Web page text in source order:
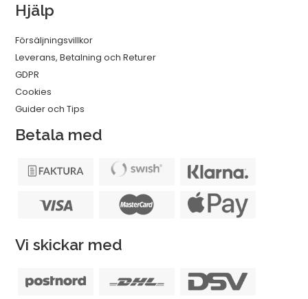
Hjälp
Försäljningsvillkor
Leverans, Betalning och Returer
GDPR
Cookies
Guider och Tips
Betala med
Vi skickar med